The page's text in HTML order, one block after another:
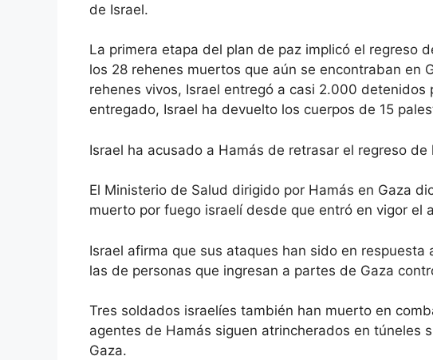
de Israel.
La primera etapa del plan de paz implicó el regreso
los 28 rehenes muertos que aún se encontraban en
rehenes vivos, Israel entregó a casi 2.000 detenidos
entregado, Israel ha devuelto los cuerpos de 15
Israel ha acusado a Hamás de retrasar el regreso
El Ministerio de Salud dirigido por Hamás en Gaza
muerto por fuego israelí desde que entró en vigor el
Israel afirma que sus ataques han sido en
las de personas que ingresan a partes de Gaza
Tres soldados israelíes también han muerto en
agentes de Hamás siguen atrincherados en túneles
Gaza.